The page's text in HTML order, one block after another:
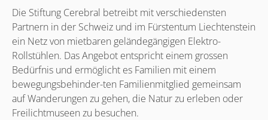
Die Stiftung Cerebral betreibt mit verschiedensten
Partnern in der Schweiz und im Fürstentum Liechtenstein
ein Netz von mietbaren geländegängigen Elektro-
Rollstühlen. Das Angebot entspricht einem grossen
Bedürfnis und ermöglicht es Familien mit einem
bewegungsbehinder-ten Familienmitglied gemeinsam
auf Wanderungen zu gehen, die Natur zu erleben oder
Freilichtmuseen zu besuchen.